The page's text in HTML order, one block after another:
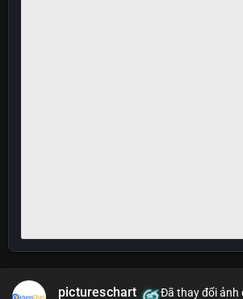
pictureschart Đã thay đổi ảnh